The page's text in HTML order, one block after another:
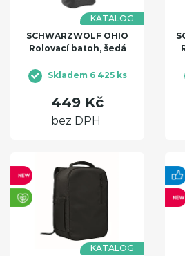
KATALOG
SCHWARZWOLF OHIO
Rolovací batoh, šedá
Skladem 6 425 ks
449 Kč
bez DPH
KATALOG